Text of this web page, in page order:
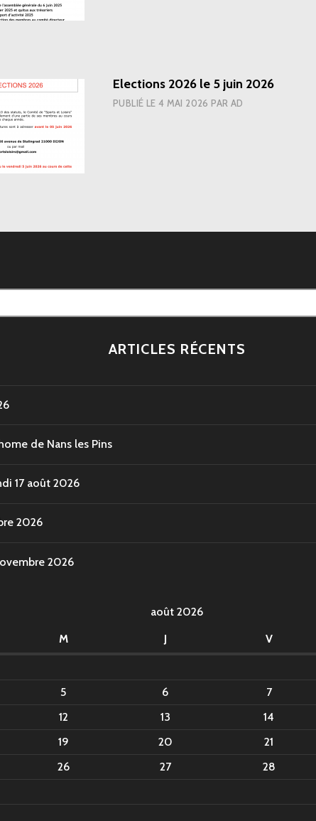
Elections 2026 le 5 juin 2026
PUBLIÉ LE 4 MAI 2026 PAR AD
ARTICLES RÉCENTS
de Nans les Pins
17 août 2026
2026
2026
août 2026
M J V
5 6 7
12 13 14
19 20 21
26 27 28